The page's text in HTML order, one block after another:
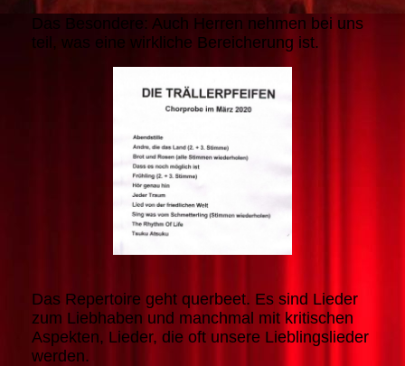
Das Besondere: Auch Herren nehmen bei uns
teil, was eine wirkliche Bereicherung ist.
Das Repertoire geht querbeet. Es sind Lieder
zum Liebhaben und manchmal mit kritischen
Aspekten, Lieder, die oft unsere Lieblingslieder
werden.